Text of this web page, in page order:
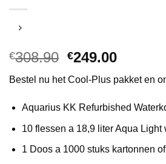
€308.90
was:
€308.90.
€249.00Huidige
is:
€249.00.
Bestel nu het Cool-Plus pakket en
Aquarius KK Refurbished
10 flessen a 18,9 liter Aqua Light
1 Doos a 1000 stuks kartonnen